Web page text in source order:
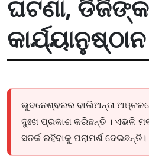
ଘଟଣା,
ଭୁବନେଶ୍ଵରର ବାଲିଅନ୍ତା
ଦୁଃଖ ପ୍ରକାଶ କରିଛନ୍ତି । ଏଭଳି
ସତର୍କ ରହିବାକୁ ପରାମର୍ଶ ଦେଇଛନ୍ତି।